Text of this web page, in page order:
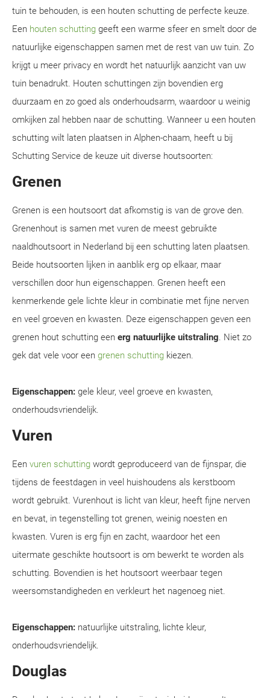
tuin te behouden, is een houten schutting de perfecte keuze.
Een houten schutting geeft een warme sfeer en smelt door de
natuurlijke eigenschappen samen met de rest van uw tuin. Zo
krijgt u meer privacy en wordt het natuurlijk aanzicht van uw
tuin benadrukt. Houten schuttingen zijn bovendien erg
duurzaam en zo goed als onderhoudsarm, waardoor u weinig
omkijken zal hebben naar de schutting. Wanneer u een houten
schutting wilt laten plaatsen in Alphen-chaam, heeft u bij
Schutting Service de keuze uit diverse houtsoorten:
Grenen
Grenen is een houtsoort dat afkomstig is van de grove den.
Grenenhout is samen met vuren de meest gebruikte
naaldhoutsoort in Nederland bij een schutting laten plaatsen.
Beide houtsoorten lijken in aanblik erg op elkaar, maar
verschillen door hun eigenschappen. Grenen heeft een
kenmerkende gele lichte kleur in combinatie met fijne nerven
en veel groeven en kwasten. Deze eigenschappen geven een
grenen hout schutting een erg natuurlijke uitstraling. Niet zo
gek dat vele voor een grenen schutting kiezen.
Eigenschappen: gele kleur, veel groeve en kwasten,
onderhoudsvriendelijk.
Vuren
Een vuren schutting wordt geproduceerd van de fijnspar, die
tijdens de feestdagen in veel huishoudens als kerstboom
wordt gebruikt. Vurenhout is licht van kleur, heeft fijne nerven
en bevat, in tegenstelling tot grenen, weinig noesten en
kwasten. Vuren is erg fijn en zacht, waardoor het een
uitermate geschikte houtsoort is om bewerkt te worden als
schutting. Bovendien is het houtsoort weerbaar tegen
weersomstandigheden en verkleurt het nagenoeg niet.
Eigenschappen: natuurlijke uitstraling, lichte kleur,
onderhoudsvriendelijk.
Douglas